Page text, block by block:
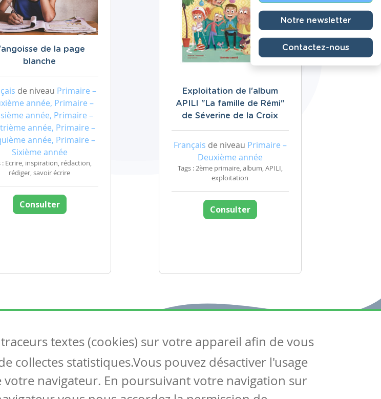
de la page
blanche
de niveau Primaire –
année, Primaire –
année, Primaire –
année, Primaire –
année, Primaire –
Sixième année
: Ecrire, inspiration, rédaction,
rédiger, savoir écrire
Consulter
Exploitation de l'album
APILI "La famille de Rémi"
de Séverine de la Croix
Français de niveau Primaire –
Deuxième année
Tags : 2ème primaire, album, APILI,
exploitation
Consulter
Notre newsletter
Contactez-nous
Suivez-nous
Contactez-nous
Soutien scolaire
textes (cookies) sur votre appareil afin de vous
collectes statistiques.Vous pouvez désactiver l'usage
votre navigateur. En poursuivant votre navigation sur